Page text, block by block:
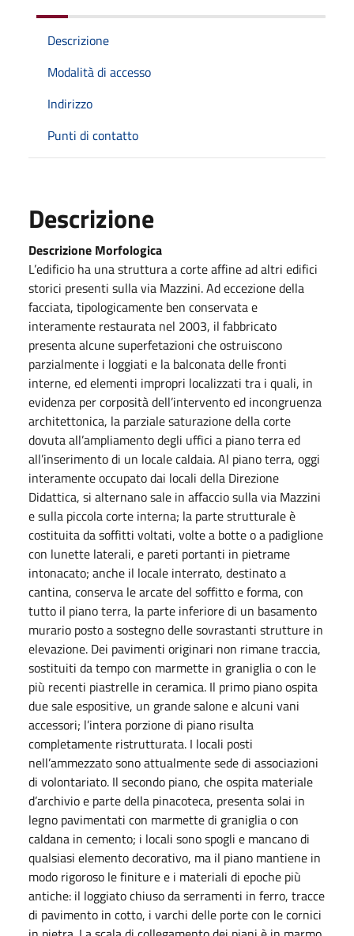
Descrizione
Modalità di accesso
Indirizzo
Punti di contatto
Descrizione
Descrizione Morfologica
L’edificio ha una struttura a corte affine ad altri edifici
storici presenti sulla via Mazzini. Ad eccezione della
facciata, tipologicamente ben conservata e
interamente restaurata nel 2003, il fabbricato
presenta alcune superfetazioni che ostruiscono
parzialmente i loggiati e la balconata delle fronti
interne, ed elementi impropri localizzati tra i quali, in
evidenza per corposità dell’intervento ed incongruenza
architettonica, la parziale saturazione della corte
dovuta all’ampliamento degli uffici a piano terra ed
all’inserimento di un locale caldaia. Al piano terra, oggi
interamente occupato dai locali della Direzione
Didattica, si alternano sale in affaccio sulla via Mazzini
e sulla piccola corte interna; la parte strutturale è
costituita da soffitti voltati, volte a botte o a padiglione
con lunette laterali, e pareti portanti in pietrame
intonacato; anche il locale interrato, destinato a
cantina, conserva le arcate del soffitto e forma, con
tutto il piano terra, la parte inferiore di un basamento
murario posto a sostegno delle sovrastanti strutture in
elevazione. Dei pavimenti originari non rimane traccia,
sostituiti da tempo con marmette in graniglia o con le
più recenti piastrelle in ceramica. Il primo piano ospita
due sale espositive, un grande salone e alcuni vani
accessori; l’intera porzione di piano risulta
completamente ristrutturata. I locali posti
nell’ammezzato sono attualmente sede di associazioni
di volontariato. Il secondo piano, che ospita materiale
d’archivio e parte della pinacoteca, presenta solai in
legno pavimentati con marmette di graniglia o con
caldana in cemento; i locali sono spogli e mancano di
qualsiasi elemento decorativo, ma il piano mantiene in
modo rigoroso le finiture e i materiali di epoche più
antiche: il loggiato chiuso da serramenti in ferro, tracce
di pavimento in cotto, i varchi delle porte con le cornici